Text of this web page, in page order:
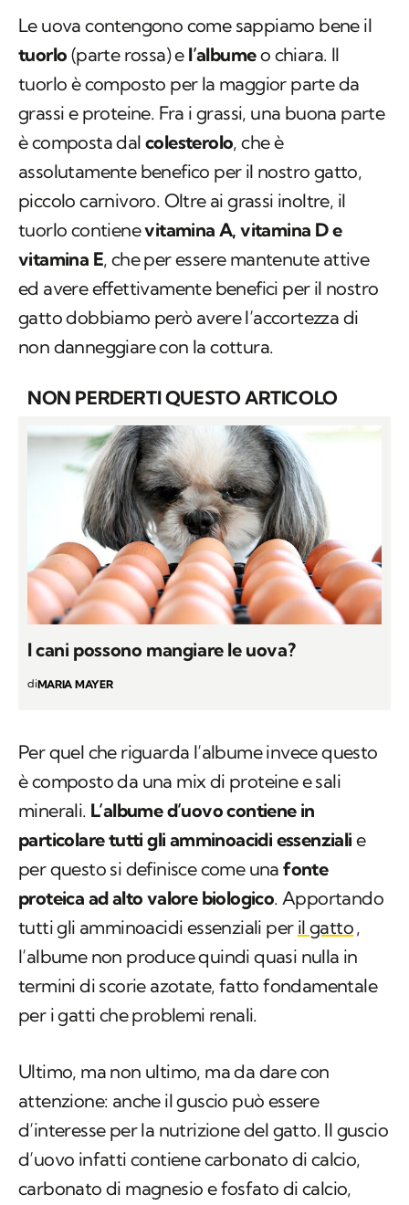
Le uova contengono come sappiamo bene il
tuorlo (parte rossa) e l’albumeo chiara. Il
tuorlo è composto per la maggior parte da
grassi e proteine. Fra i grassi, una buona parte
è composta dal colesterolo, che è
assolutamente benefico per il nostro gatto,
piccolo carnivoro. Oltre ai grassi inoltre, il
tuorlo contienevitamina A, vitamina D e
vitamina E, che per essere mantenute attive
ed avere effettivamente benefici per il nostro
gatto dobbiamo però avere l’accortezza di
non danneggiare con la cottura.
NON PERDERTI QUESTO ARTICOLO
I cani possono mangiare le uova?
diMARIA MAYER
Per quel che riguarda l’albume invece questo
è composto da una mix di proteine e sali
minerali. L’albume d’uovo contiene in
particolare tutti gli amminoacidi essenziali e
per questo si definisce come unafonte
proteica ad alto valore biologico. Apportando
tutti gli amminoacidi essenziali per il gatto,
l’albume non produce quindi quasi nulla in
termini di scorie azotate, fatto fondamentale
per i gatti che problemi renali.
Ultimo, ma non ultimo, ma da dare con
attenzione: anche il guscio può essere
d’interesse per la nutrizione del gatto. Il guscio
d’uovo infatti contiene carbonato di calcio,
carbonato di magnesio e fosfato di calcio,